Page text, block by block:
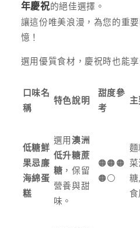
(SKU):
年慶祝的絕佳選擇。
讓這份唯美浪漫，為您的重
憶！
選用優質食材，慶祝時也能
口味名
稱
特色說明
甜度參
考
低糖鮮
果忌廉
海綿蛋
糕
選用澳洲
低升糖蔗
糖 ，保留
營養與甜
味。
🟠🟠🟠
🟠⚪️
麵
糖,